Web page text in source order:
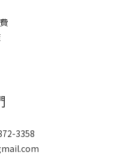
3358